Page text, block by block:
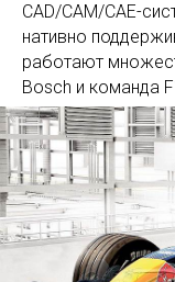
CAD/CAM/CAE-
нативно
работают
Bosch и команда